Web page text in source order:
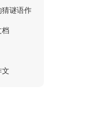
字4篇
猜谜语作
档
文